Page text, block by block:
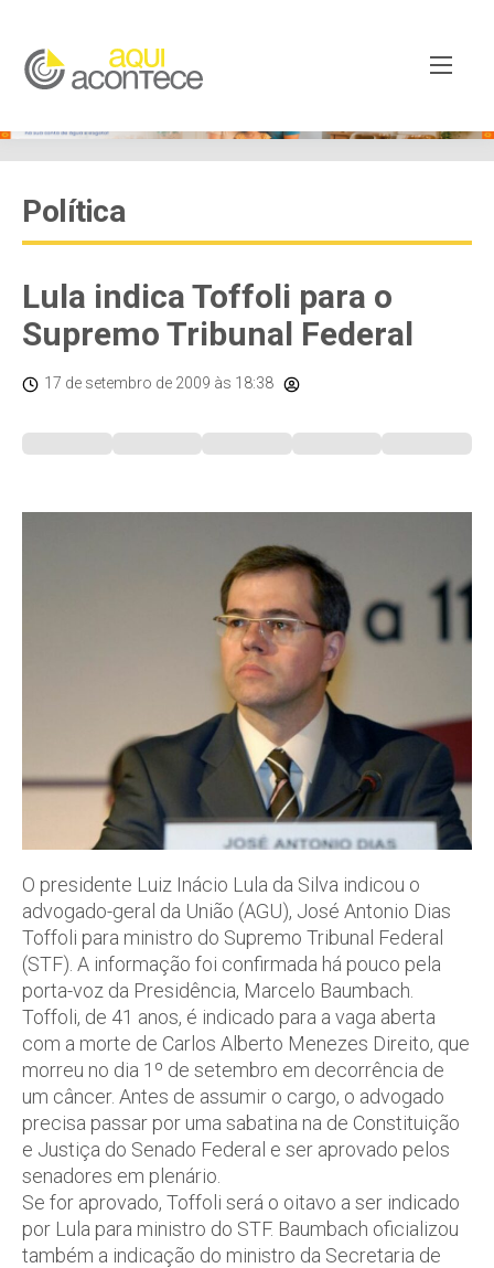
Política
Lula indica Toffoli para o
Supremo Tribunal Federal
17 de setembro de 2009 às 18:38
O presidente Luiz Inácio Lula da Silva indicou o
advogado-geral da União (AGU), José Antonio Dias
Toffoli para ministro do Supremo Tribunal Federal
(STF). A informação foi confirmada há pouco pela
porta-voz da Presidência, Marcelo Baumbach.
Toffoli, de 41 anos, é indicado para a vaga aberta
com a morte de Carlos Alberto Menezes Direito, que
morreu no dia 1º de setembro em decorrência de
um câncer. Antes de assumir o cargo, o advogado
precisa passar por uma sabatina na de Constituição
e Justiça do Senado Federal e ser aprovado pelos
senadores em plenário.
Se for aprovado, Toffoli será o oitavo a ser indicado
por Lula para ministro do STF. Baumbach oficializou
também a indicação do ministro da Secretaria de